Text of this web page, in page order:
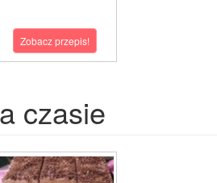
Zobacz przepis!
czasie